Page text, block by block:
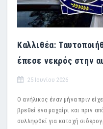
Καλλιθέα:
έπεσε νεκρός στην
25 Ιουνίου 2026
Ο ανήλικος έναν μήνα πριν
βρεθεί ένα μαχαίρι και πριν
συλληφθεί για κατοχή